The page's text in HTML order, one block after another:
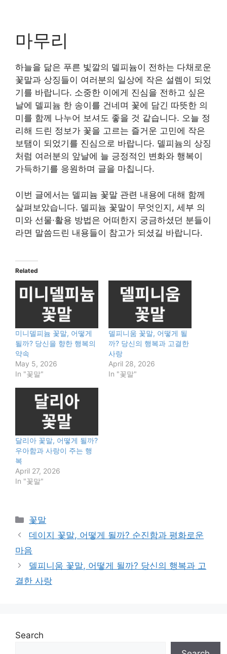
마무리
하늘을 닮은 푸른 빛깔의 델피늄이 전하는 다채로운
꽃말과 상징들이 여러분의 일상에 작은 설렘이 되었
기를 바랍니다. 소중한 이에게 진심을 전하고 싶은
날에 델피늄 한 송이를 건네며 꽃에 담긴 따뜻한 의
미를 함께 나누어 보셔도 좋을 것 같습니다. 오늘 정
리해 드린 정보가 꽃을 고르는 즐거운 고민에 작은
보탬이 되었기를 진심으로 바랍니다. 델피늄의 상징
처럼 여러분의 앞날에 늘 긍정적인 변화와 행복이
가득하기를 응원하며 글을 마칩니다.
이번 글에서는 델피늄 꽃말 관련 내용에 대해 함께
살펴보았습니다. 델피늄 꽃말이 무엇인지, 세부 의
미와 선물·활용 방법은 어떠한지 궁금하셨던 분들이
라면 말씀드린 내용들이 참고가 되셨길 바랍니다.
Related
미니델피늄 꽃말, 어떻게
될까? 당신을 향한 행복의
약속
May 5, 2026
In "꽃말"
델피니움 꽃말, 어떻게 될
까? 당신의 행복과 고결한
사랑
April 28, 2026
In "꽃말"
달리아 꽃말, 어떻게 될까?
우아함과 사랑이 주는 행
복
April 27, 2026
In "꽃말"
Categories
꽃말
데이지 꽃말, 어떻게 될까? 순진함과 평화로운
마음
델피니움 꽃말, 어떻게 될까? 당신의 행복과 고
결한 사랑
Search